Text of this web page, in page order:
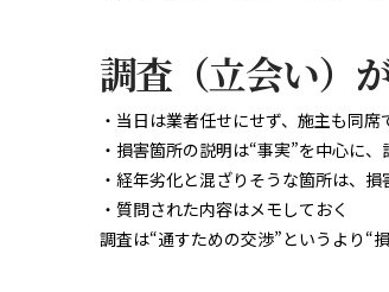
調査（立会い）
・当日は業者任せにせず、施主も同席
・損害箇所の説明は“事実”を中心に、
・経年劣化と混ざりそうな箇所は、
・質問された内容はメモしておく
調査は“通すための交渉”というより“